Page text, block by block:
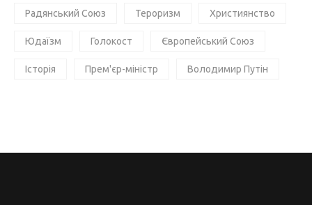
Радянський Союз Тероризм Християнство
Юдаїзм Голокост Європейський Союз
Історія Прем'єр-міністр Володимир Путін